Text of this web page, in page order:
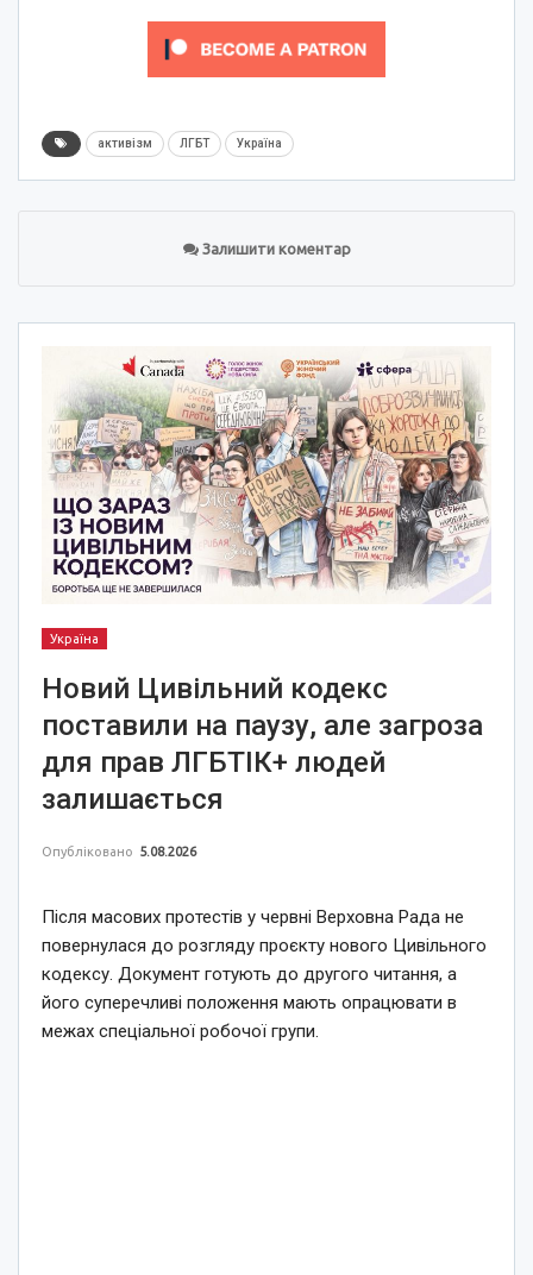
активізм ЛГБТ Україна
Залишити коментар
Україна
Новий Цивільний кодекс
поставили на паузу, але загроза
для прав ЛГБТІК+ людей
залишається
Опубліковано 5.08.2026
Після масових протестів у червні Верховна Рада не
повернулася до розгляду проєкту нового Цивільного
кодексу. Документ готують до другого читання, а
його суперечливі положення мають опрацювати в
межах спеціальної робочої групи.